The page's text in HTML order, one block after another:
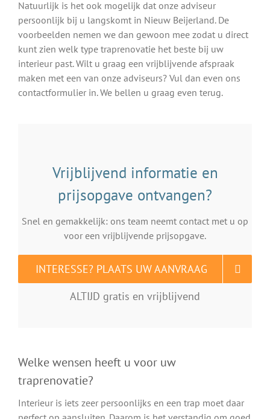
Natuurlijk is het ook mogelijk dat onze adviseur
persoonlijk bij u langskomt in Nieuw Beijerland. De
voorbeelden nemen we dan gewoon mee zodat u direct
kunt zien welk type traprenovatie het beste bij uw
interieur past. Wilt u graag een vrijblijvende afspraak
maken met een van onze adviseurs? Vul dan even ons
contactformulier in. We bellen u graag even terug.
Vrijblijvend informatie en
prijsopgave ontvangen?
Snel en gemakkelijk: ons team neemt contact met u op
voor een vrijblijvende prijsopgave.
INTERESSE? PLAATS UW AANVRAAG
ALTIJD gratis en vrijblijvend
Welke wensen heeft u voor uw
traprenovatie?
Interieur is iets zeer persoonlijks en een trap moet daar